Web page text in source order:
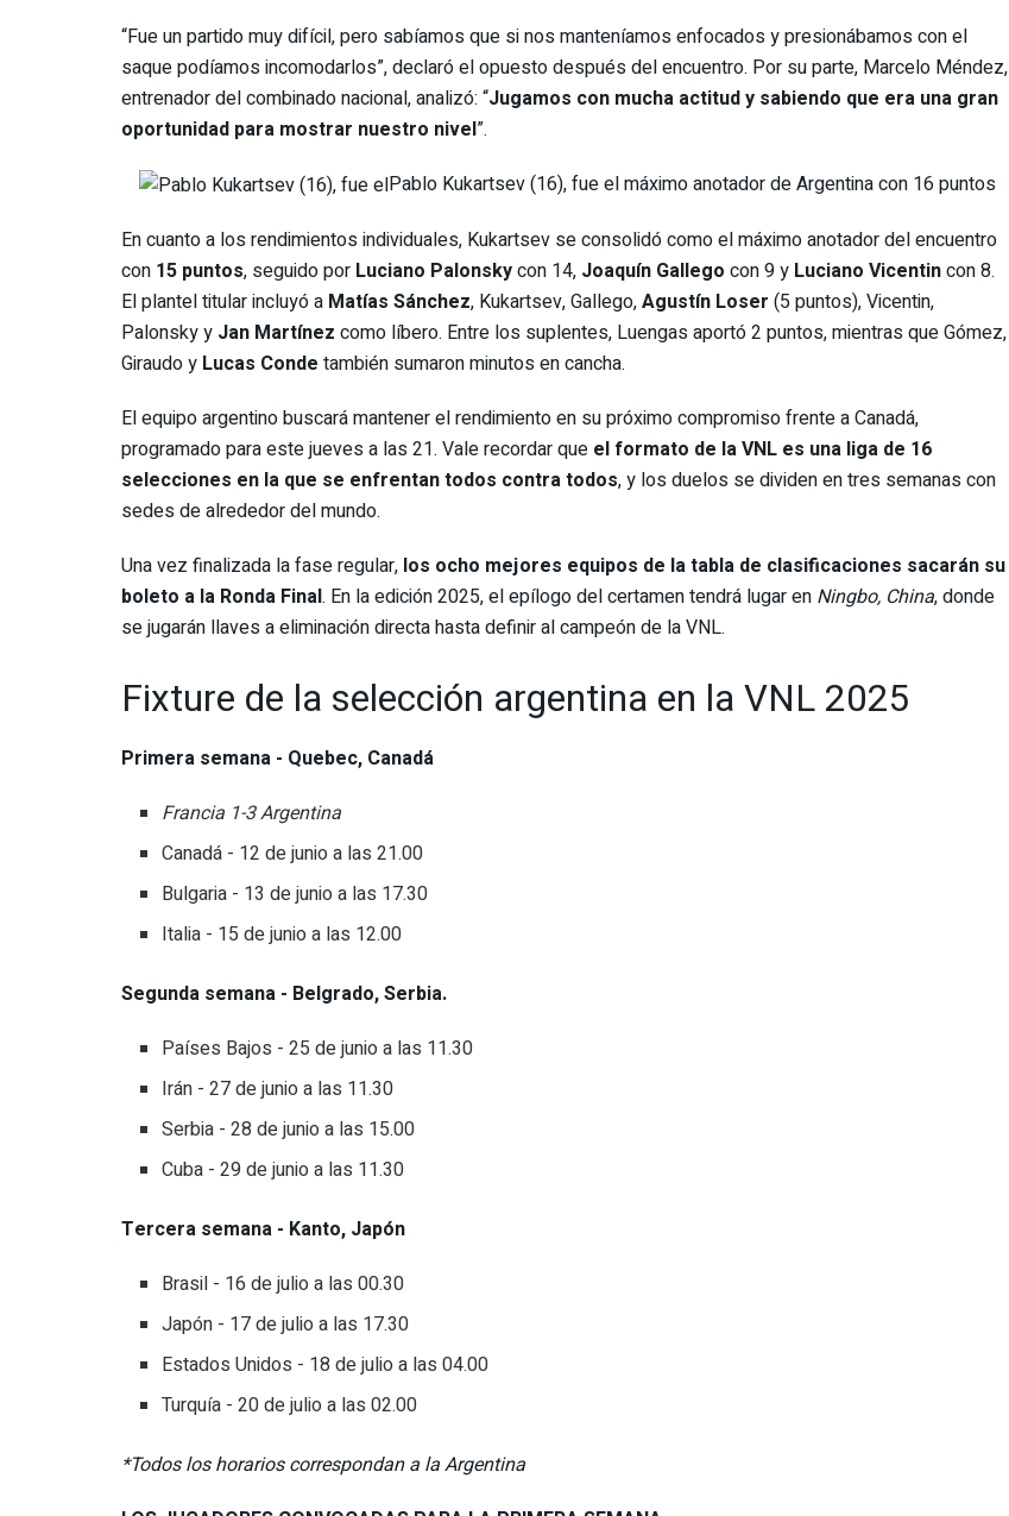
“Fue un partido muy difícil, pero sabíamos que si nos manteníamos enfocados y presionábamos con el
saque podíamos incomodarlos”, declaró el opuesto después del encuentro. Por su parte, Marcelo Méndez,
entrenador del combinado nacional, analizó: “Jugamos con mucha actitud y sabiendo que era una gran
oportunidad para mostrar nuestro nivel”.
Pablo Kukartsev (16), fue el máximo anotador de Argentina con 16 puntos
En cuanto a los rendimientos individuales, Kukartsev se consolidó como el máximo anotador del encuentro
con 15 puntos, seguido por Luciano Palonskycon 14, Joaquín Gallego con 9 y Luciano Vicentincon 8.
El plantel titular incluyó a Matías Sánchez, Kukartsev, Gallego,Agustín Loser (5 puntos), Vicentin,
Palonsky y Jan Martínez como líbero. Entre los suplentes, Luengas aportó 2 puntos, mientras que Gómez,
Giraudo y Lucas Conde también sumaron minutos en cancha.
El equipo argentino buscará mantener el rendimiento en su próximo compromiso frente a Canadá,
programado para este jueves a las 21. Vale recordar que el formato de la VNL es una liga de 16
selecciones en la que se enfrentan todos contra todos, y los duelos se dividen en tres semanas con
sedes de alrededor del mundo.
Una vez finalizada la fase regular, los ocho mejores equipos de la tabla de clasificaciones sacarán su
boleto a la Ronda Final. En la edición 2025, el epílogo del certamen tendrá lugar en Ningbo, China, donde
se jugarán llaves a eliminación directa hasta definir al campeón de la VNL.
Fixture de la selección argentina en la VNL 2025
Primera semana - Quebec, Canadá
Francia 1-3 Argentina
Canadá - 12 de junio a las 21.00
Bulgaria - 13 de junio a las 17.30
Italia - 15 de junio a las 12.00
Segunda semana - Belgrado, Serbia.
Países Bajos - 25 de junio a las 11.30
Irán - 27 de junio a las 11.30
Serbia - 28 de junio a las 15.00
Cuba - 29 de junio a las 11.30
Tercera semana - Kanto, Japón
Brasil - 16 de julio a las 00.30
Japón - 17 de julio a las 17.30
Estados Unidos - 18 de julio a las 04.00
Turquía - 20 de julio a las 02.00
*Todos los horarios correspondan a la Argentina